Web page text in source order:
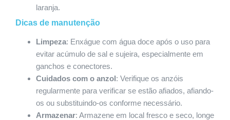
laranja.
Dicas de manutenção
Limpeza: Enxágue com água doce após o uso para
evitar acúmulo de sal e sujeira, especialmente em
ganchos e conectores.
Cuidados com o anzol: Verifique os anzóis
regularmente para verificar se estão afiados, afiando-
os ou substituindo-os conforme necessário.
Armazenar: Armazene em local fresco e seco, longe